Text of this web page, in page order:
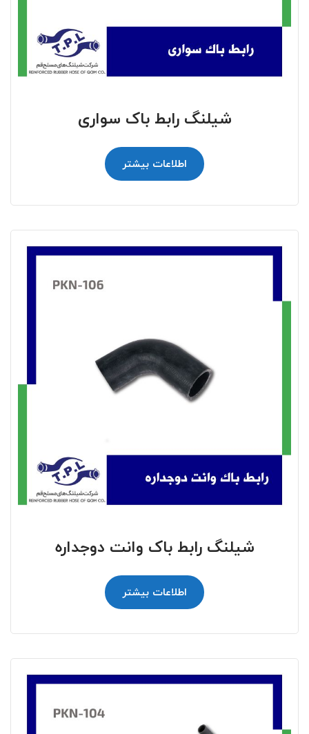
شیلنگ رابط باک سواری
اطلاعات بیشتر
شیلنگ رابط باک وانت دوجداره
اطلاعات بیشتر